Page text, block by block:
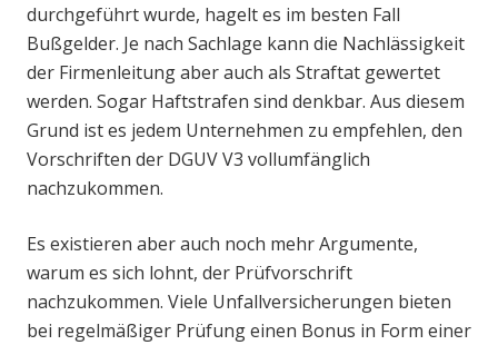
durchgeführt wurde, hagelt es im besten Fall
Bußgelder. Je nach Sachlage kann die Nachlässigkeit
der Firmenleitung aber auch als Straftat gewertet
werden. Sogar Haftstrafen sind denkbar. Aus diesem
Grund ist es jedem Unternehmen zu empfehlen, den
Vorschriften der DGUV V3 vollumfänglich
nachzukommen.
Es existieren aber auch noch mehr Argumente,
warum es sich lohnt, der Prüfvorschrift
nachzukommen. Viele Unfallversicherungen bieten
bei regelmäßiger Prüfung einen Bonus in Form einer